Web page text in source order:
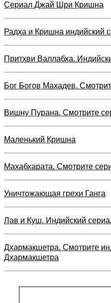
Сериал Джай Шри Кришна
Радха и Кришна индийский
Притхви Валлабха.
Бог Богов Махадев.
Вишну Пурана. Смотрите
Маленький Кришна
Махабхарата. Смотрите
Уничтожающая грехи Ганга
Лав и Куш. Индийский
Дхармакшетра. Смотрите
Дхармакшетра